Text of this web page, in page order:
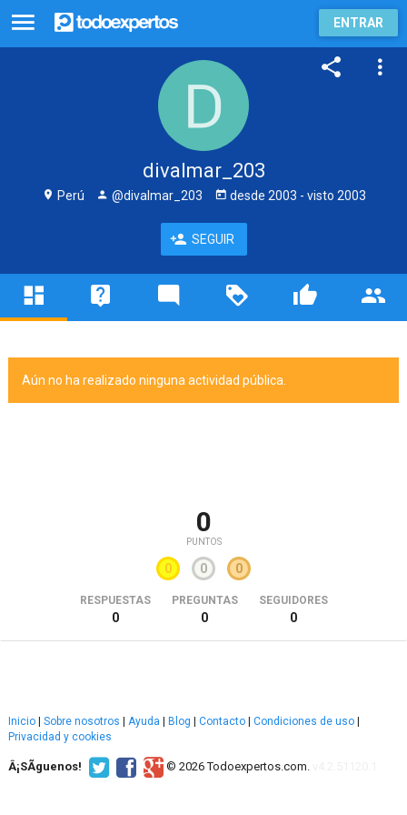
ENTRAR
divalmar_203
Perú @divalmar_203 desde 2003 - visto 2003
SEGUIR
Aún no ha realizado ninguna actividad pública.
0
PUNTOS
0 0 0
RESPUESTAS
0
PREGUNTAS
0
SEGUIDORES
0
Inicio Sobre nosotros Ayuda Blog Contacto Condiciones de uso
Privacidad y cookies
Â¡SÃ­guenos! © 2026 Todoexpertos.com.